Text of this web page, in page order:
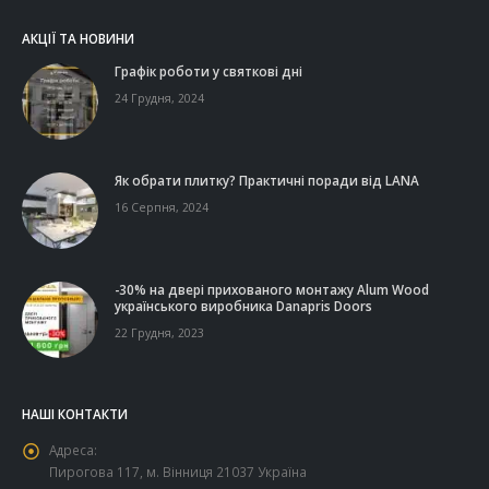
АКЦІЇ ТА НОВИНИ
Графік роботи у святкові дні
24 Грудня, 2024
Як обрати плитку? Практичні поради від LANA
16 Серпня, 2024
-30% на двері прихованого монтажу Alum Wood
українського виробника Danapris Doors
22 Грудня, 2023
НАШІ КОНТАКТИ
Адреса:
Пирогова 117, м. Вінниця 21037 Україна